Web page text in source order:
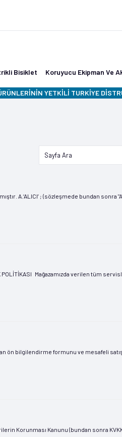
Bisiklet Koruyucu Ekipman Ve
YETKİLİ TURKİYE
A.‘ALICI’ ; (sözleşmede bundan sonra
POLİTİKASI Mağazamızda verilen
bilgilendirme formunu ve mesafeli satış
Korunması Kanunu (bundan sonra